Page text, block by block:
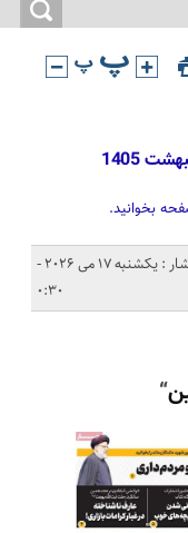
بخوانید.
تاریخ انتشار : یکشنبه 17 می 2026 -
0:30
“